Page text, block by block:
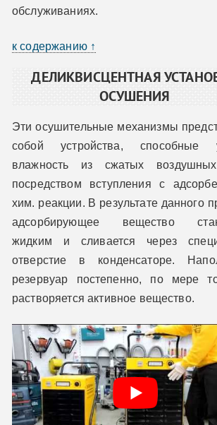
обслуживаниях.
к содержанию ↑
ДЕЛИКВИСЦЕНТНАЯ
ОСУШЕНИЯ
Эти осушительные механизмы
собой устройства, способные
влажность из сжатых
посредством вступления с
хим. реакции. В результате данного
адсорбирующее вещество
жидким и сливается через
отверстие в конденсаторе.
резервуар постепенно, по мере
растворяется активное вещество.